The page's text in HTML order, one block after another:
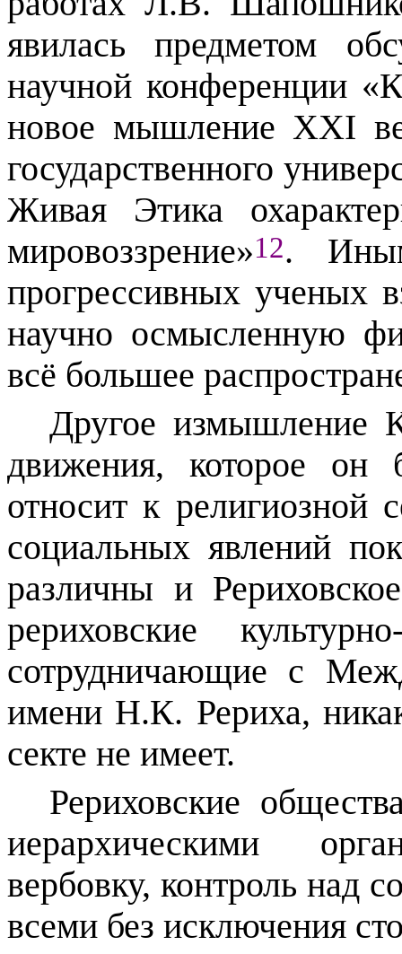
явилась предметом
научной конференции
новое мышление ХХI
государственного
Живая Этика
мировоззрение»12.
прогрессивных ученых
научно осмысленную
всё большее
Другое измышление
движения, которое он
относит к религиозной
социальных явлений
различны и
рериховские
сотрудничающие с
имени Н.К. Рериха,
секте не имеет.
Рериховские
иерархическими
вербовку, контроль над
всеми без исключения